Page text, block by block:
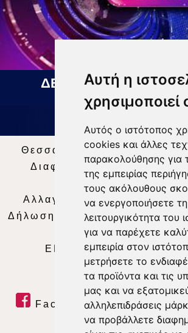
Αυτή η
χρησιμοποιεί
Αυτός ο ιστότοπος
cookies και άλλες
παρακολούθησης για
της εμπειρίας
τους ακόλουθους
να ενεργοποιήσετε
λειτουργικότητα του
για να παρέχετε
εμπειρία στον
μετρήσετε το
τα προϊόντα και τις
μας και να
αλληλεπιδράσεις
να προβάλλετε
ΔΕΛΤΙΟ ΕΙΔΗΣΕΩΝ 05
Θεσσαλία Τηλεόραση|
Διαφήμιση | Όροι Χρήσης
Απορρήτου |
Αλλαγή Προτιμήσεων για
Δήλωση συμμόρφωσης με τη
2018/334|
ΕΝΗΜΕΡΩΣΗ |WEB TV
Facebook| Twitter |
RSS Feed